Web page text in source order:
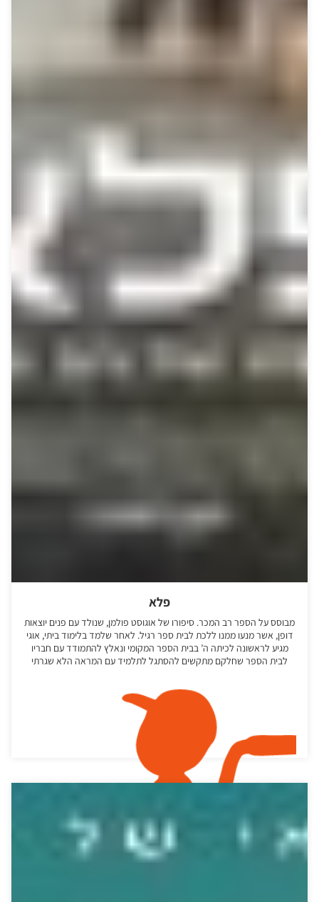
פלא
מבוסס על הספר רב המכר. סיפורו של אוגוסט פולמן, שנולד עם פנים יוצאות
דופן, אשר מנעו ממנו ללכת לבית ספר רגיל. לאחר שלמד בלימוד ביתי, אוגי
מגיע לראשונה לכיתה ה’ בבית הספר המקומי ונאלץ להתמודד עם חבריו
לבית הספר שחלקם מתקשים להסתגל לתלמיד עם המראה הלא שגרתי